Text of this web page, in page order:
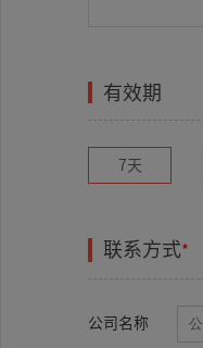
有效期
7天
联系方式*
公司名称